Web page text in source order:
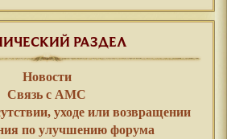
РАЗДЕЛ
Новости
Связь с АМС
уходе или возвращении
по улучшению форума